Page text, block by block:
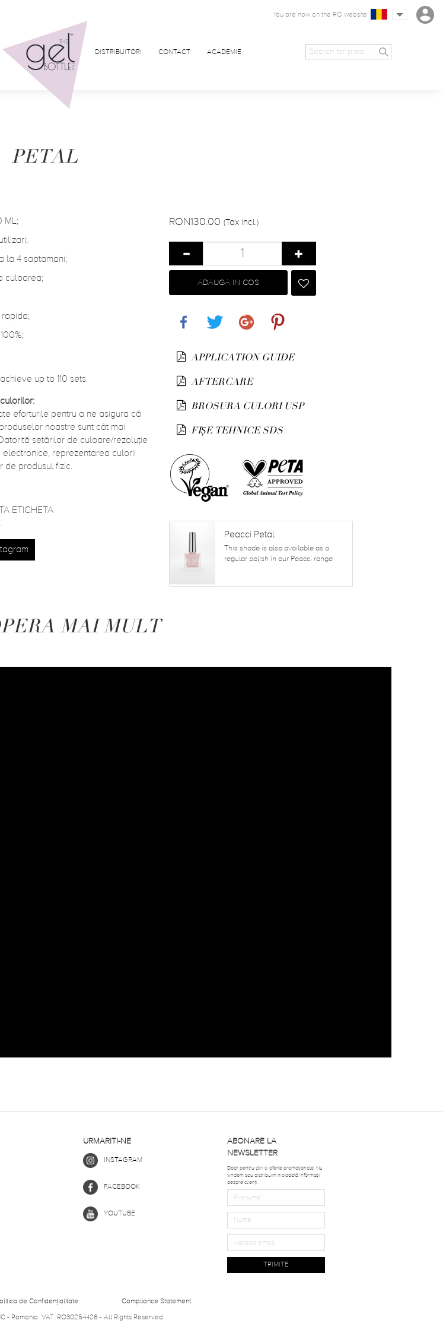
DISTRIBUITORI CONTACT ACADEMIE
You are now on the RO website
PETAL
ML;
la 4 saptamani;
culoarea;
rapida;
up to 110 sets.
eforturile pentru a ne asigura că
noastre sunt cât mai
setărilor de culoare/rezoluție
electronice, reprezentarea culorii
de produsul fizic.
ETICHETA
RON130.00 (Tax incl.)
ADAUGA IN COS
APPLICATION GUIDE
AFTERCARE
BROSURA CULORI USP
FIȘE TEHNICE SDS
Peacci Petal
This shade is also available as a
regular polish in our Peacci range
MAI MULT
URMARITI-NE
INSTAGRAM
FACEBOOK
YOUTUBE
ABONARE LA
NEWSLETTER
Doar pentru știri si oferte promoționale. Nu
vindem sau distribuim niciodată informații
despre clienți.
TRIMITE
de Confidențialitate Compliance Statement
- Romania. VAT: RO30254426 - All Rights Reserved